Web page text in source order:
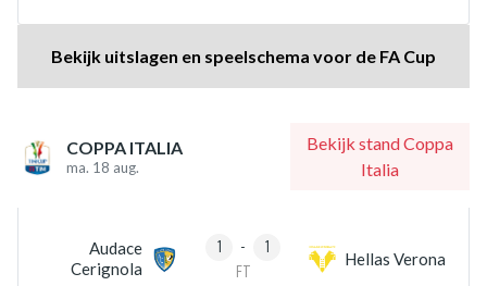
Bekijk uitslagen en speelschema voor de FA Cup
COPPA ITALIA
ma. 18 aug.
Bekijk stand Coppa
Italia
Audace
Cerignola
1 -
1
FT
Hellas Verona